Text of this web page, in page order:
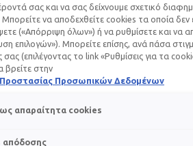
πολλές φορές συνέπεια μιας
και την
ωθώντας πολλούς να αναζητήσουν
των ουλών, από τοπικές
να βοηθήσουν στη μείωση της
τους καθώς και προληπτικές
και ουλών ακμής
σας και να σας δείχνουμε σχετικό
Μπορείτε να αποδεχθείτε cookies τα οποία
(«Απόρριψη όλων») ή να ρυθμίσετε και να
επιλογών»). Μπορείτε επίσης, ανά πάσα
σας (επιλέγοντας το link «Ρυθμίσεις για τα
βρείτε στην
Προστασίας Προσωπικών Δεδομένων
απαραίτητα cookies
απόδοσης